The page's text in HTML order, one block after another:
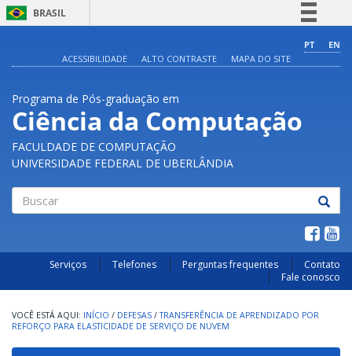
BRASIL
Comunica BR
Acesso à informação
Legislação
PT
EN
ACESSIBILIDADE
ALTO CONTRASTE MAPA DO SITE
Programa de Pós-graduação em
Ciência da Computação
FACULDADE DE COMPUTAÇÃO
UNIVERSIDADE FEDERAL DE UBERLÂNDIA
Serviços Telefones Perguntas frequentes
Contato
Fale conosco
INÍCIO / DEFESAS / TRANSFERÊNCIA DE APRENDIZADO POR
REFORÇO PARA ELASTICIDADE DE SERVIÇO DE NUVEM